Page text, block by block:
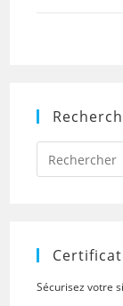
Certificat
Sécurisez votre